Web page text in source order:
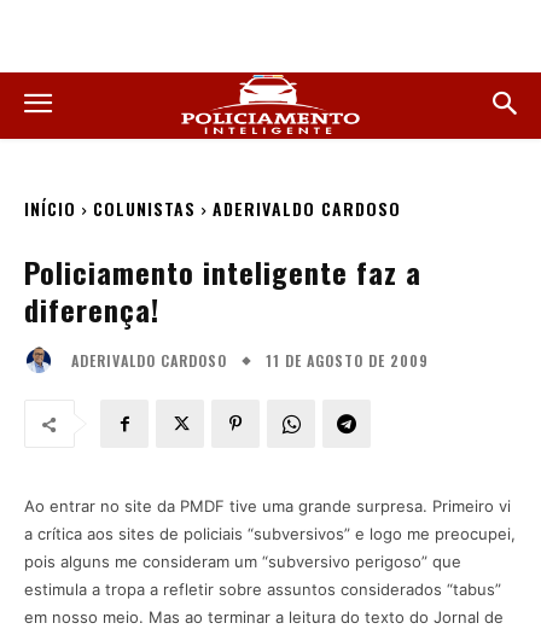
INÍCIO COLUNISTAS ADERIVALDO CARDOSO
Policiamento inteligente faz a
diferença!
ADERIVALDO CARDOSO 11 DE AGOSTO DE 2009
Ao entrar no site da PMDF tive uma grande surpresa. Primeiro vi
a crítica aos sites de policiais “subversivos” e logo me preocupei,
pois alguns me consideram um “subversivo perigoso” que
estimula a tropa a refletir sobre assuntos considerados “tabus”
em nosso meio. Mas ao terminar a leitura do texto do Jornal de